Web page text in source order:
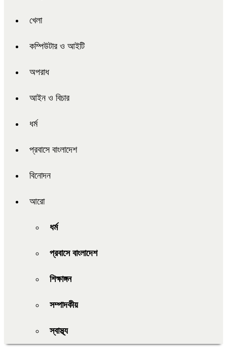
খেলা
কম্পিউটার ও আইটি
অপরাধ
আইন ও বিচার
ধর্ম
প্রবাসে বাংলাদেশ
বিনোদন
আরো
ধর্ম
প্রবাসে বাংলাদেশ
শিক্ষাঙ্গন
সম্পাদকীয়
স্বাস্থ্য